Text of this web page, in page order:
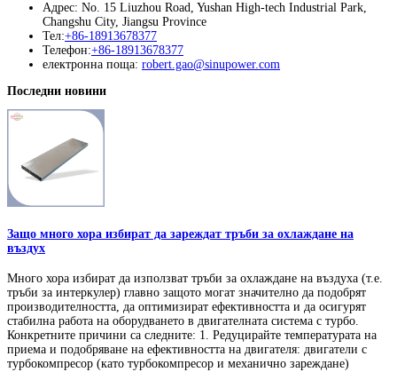
Адрес: No. 15 Liuzhou Road, Yushan High-tech Industrial Park,
Changshu City, Jiangsu Province
Тел:+86-18913678377
Телефон:+86-18913678377
електронна поща: robert.gao@sinupower.com
Последни новини
Защо много хора избират да зареждат тръби за охлаждане на
въздух
Много хора избират да използват тръби за охлаждане на въздуха (т.е.
тръби за интеркулер) главно защото могат значително да подобрят
производителността, да оптимизират ефективността и да осигурят
стабилна работа на оборудването в двигателната система с турбо.
Конкретните причини са следните: 1. Редуцирайте температурата на
приема и подобряване на ефективността на двигателя: двигатели с
турбокомпресор (като турбокомпресор и механично зареждане)